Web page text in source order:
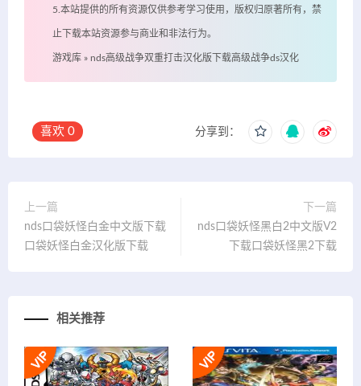
5.本站提供的所有资源仅供参考学习使用，版权归原著所有，禁
止下载本站资源参与商业和非法行为。
游戏库 » nds高级战争双重打击汉化版下载高级战争ds汉化
喜欢 0 分享到：
上一篇
nds口袋妖怪白金中文版下载
口袋妖怪白金汉化版下载
下一篇
nds口袋妖怪黑白2中文版V2
下载口袋妖怪黑2下载
相关推荐